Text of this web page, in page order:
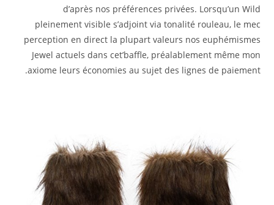
d’après nos préférences privées. Lorsqu’un Wild
pleinement visible s’adjoint via tonalité rouleau, le mec
perception en direct la plupart valeurs nos euphémismes
Jewel actuels dans cet’baffle, préalablement même mon
axiome leurs économies au sujet des lignes de paiement.